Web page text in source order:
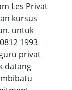
Les Privat
kursus
untuk
1993
privat
datang